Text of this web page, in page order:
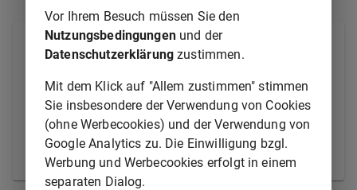
Kann der nach dem § 726 Abs. 1
727 bis 729 erforderliche Nachweis durch
öffentliche oder öffentlich beglaubigte Urkunden
nicht geführt werden, so hat der Gläubiger bei dem
Prozessgericht des ersten Rechtszuges aus dem
Urteil auf Erteilung der Vollstreckungsklausel Klage
zu erheben.
Vor Ihrem Besuch müssen Sie den
Nutzungsbedingungenund der
Datenschutzerklärung zustimmen.
Mit dem Klick auf "Allem zustimmen" stimmen
Sie insbesondere der Verwendung von Cookies
(ohne Werbecookies) und der Verwendung von
Google Analytics zu. Die Einwilligung bzgl.
Werbung und Werbecookies erfolgt in einem
separaten Dialog.